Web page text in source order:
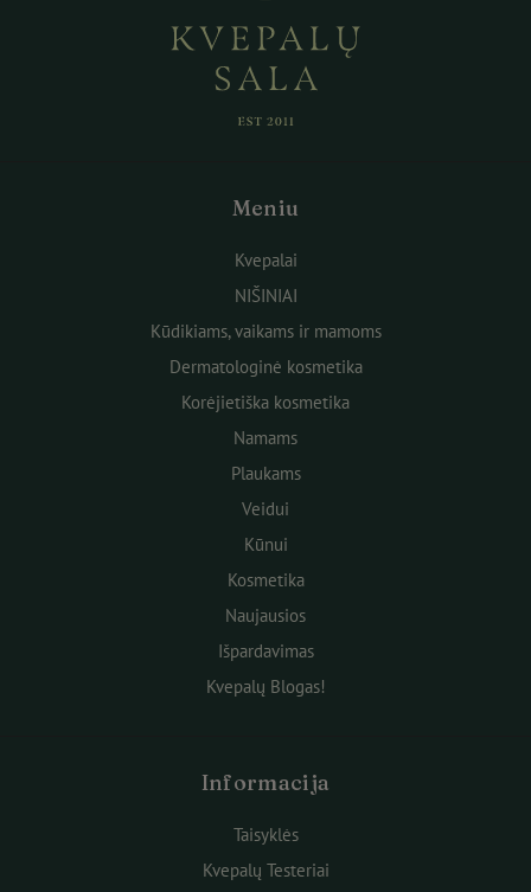
Meniu
Kvepalai
NIŠINIAI
Kūdikiams, vaikams ir mamoms
Dermatologinė kosmetika
Korėjietiška kosmetika
Namams
Plaukams
Veidui
Kūnui
Kosmetika
Naujausios
Išpardavimas
Kvepalų Blogas!
Informacija
Taisyklės
Kvepalų Testeriai